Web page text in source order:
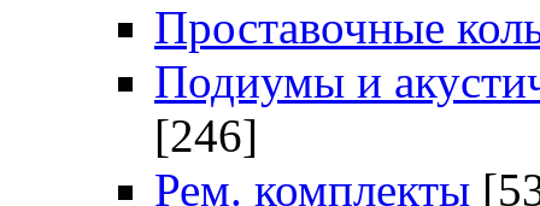
Проставочные
Подиумы и
[246]
Рем. комплекты